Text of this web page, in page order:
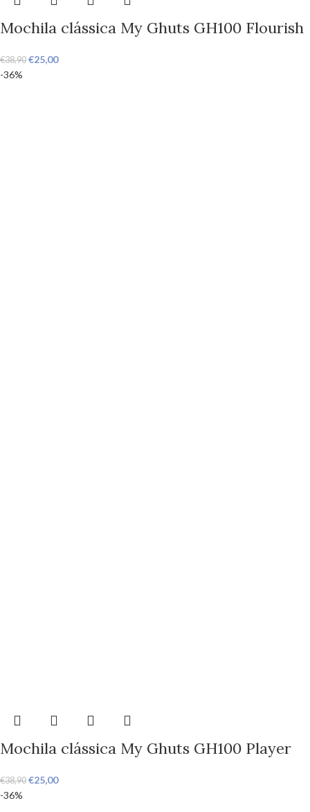
Mochila clássica My Ghuts GH100 Flourish
€38,90 €25,00
-36%
Mochila clássica My Ghuts GH100 Player
€38,90 €25,00
-36%